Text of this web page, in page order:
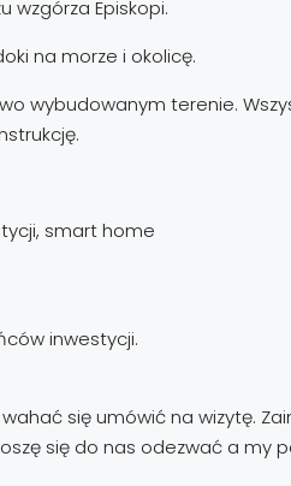
wzgórza Episkopi.
na morze i okolicę.
wybudowanym terenie.
smart home
inwestycji.
się umówić na wizytę.
się do nas odezwać a my